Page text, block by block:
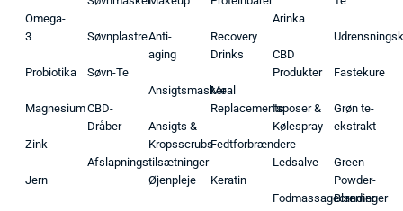
Omega-
3
Probiotika
Magnesium
Zink
Jern
Søvnplastre
Søvn-Te
CBD-
Dråber
Afslapningstilsætninger
Anti-
aging
Ansigtsmasker
Ansigts &
Kropsscrubs
Øjenpleje
Recovery
Drinks
Meal
Replacements
Fedtforbrændere
Keratin
Arinka
CBD
Produkter
Isposer &
Kølespray
Ledsalve
Fodmassagecremer
Fastekure
Grøn te-
ekstrakt
Green
Powder-
Blandinger